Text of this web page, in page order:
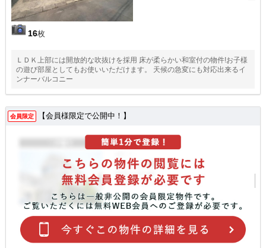
16枚
ＬＤＫ上部には開放的な吹抜けを採用 床が柔らかい和室付の物件!お子様
の遊び部屋としてもお使いいただけます。 天候の急変にも対応出来るイ
ンナーバルコニー
会員限定 【会員様限定で公開中！】